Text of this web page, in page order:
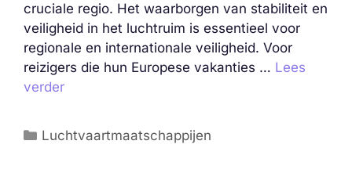
cruciale regio. Het waarborgen van stabiliteit en
veiligheid in het luchtruim is essentieel voor
regionale en internationale veiligheid. Voor
reizigers die hun Europese vakanties … Lees
verder
Categorieën
Luchtvaartmaatschappijen